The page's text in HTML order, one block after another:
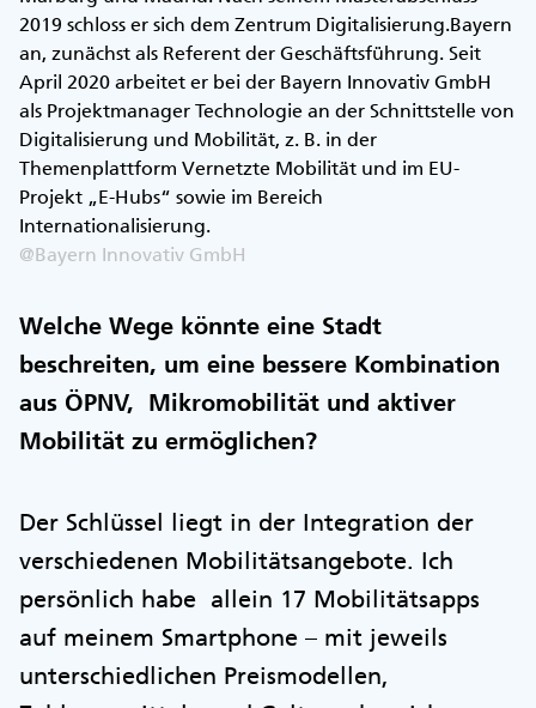
2019 schloss er sich dem Zentrum Digitalisierung.Bayern
an, zunächst als Referent der Geschäftsführung. Seit
April 2020 arbeitet er bei der Bayern Innovativ GmbH
als Projektmanager Technologie an der Schnittstelle von
Digitalisierung und Mobilität, z. B. in der
Themenplattform Vernetzte Mobilität und im EU-
Projekt „E-Hubs“ sowie im Bereich
Internationalisierung.
@Bayern Innovativ GmbH
Welche Wege könnte eine Stadt
beschreiten, um eine bessere Kombination
aus ÖPNV, Mikromobilität und aktiver
Mobilität zu ermöglichen?
Der Schlüssel liegt in der Integration der
verschiedenen Mobilitätsangebote. Ich
persönlich habe allein 17 Mobilitätsapps
auf meinem Smartphone – mit jeweils
unterschiedlichen Preismodellen,